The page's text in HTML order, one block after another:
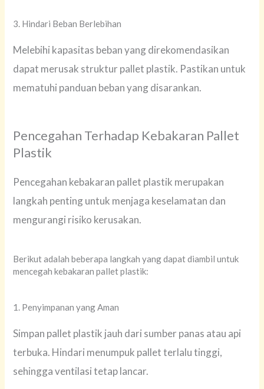
3. Hindari Beban Berlebihan
Melebihi kapasitas beban yang direkomendasikan
dapat merusak struktur pallet plastik. Pastikan untuk
mematuhi panduan beban yang disarankan.
Pencegahan Terhadap Kebakaran Pallet
Plastik
Pencegahan kebakaran pallet plastik merupakan
langkah penting untuk menjaga keselamatan dan
mengurangi risiko kerusakan.
Berikut adalah beberapa langkah yang dapat diambil untuk
mencegah kebakaran pallet plastik:
1. Penyimpanan yang Aman
Simpan pallet plastik jauh dari sumber panas atau api
terbuka. Hindari menumpuk pallet terlalu tinggi,
sehingga ventilasi tetap lancar.